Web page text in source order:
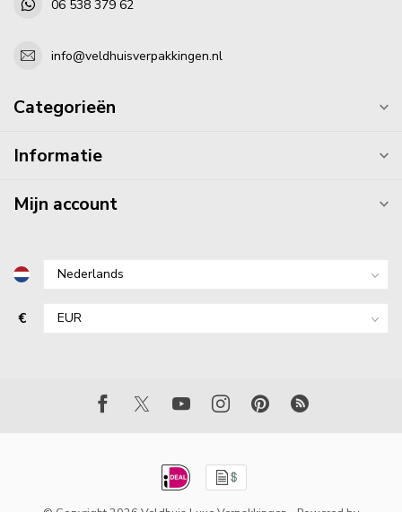
06 538 379 62
info@veldhuisverpakkingen.nl
Categorieën
Informatie
Mijn account
€